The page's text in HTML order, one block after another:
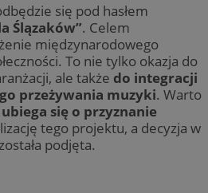
się pod hasłem
Ślązaków”. Celem
międzynarodowego
To nie tylko okazja do
ale także do integracji
przeżywania muzyki. Warto
ubiega się o przyznanie
tego projektu, a decyzja w
podjęta.